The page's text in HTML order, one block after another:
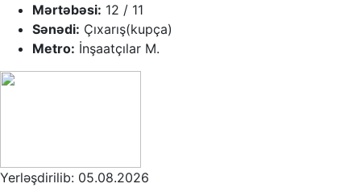
Mərtəbəsi: 12 / 11
Sənədi: Çıxarış(kupça)
Metro: İnşaatçılar M.
Yerləşdirilib: 05.08.2026